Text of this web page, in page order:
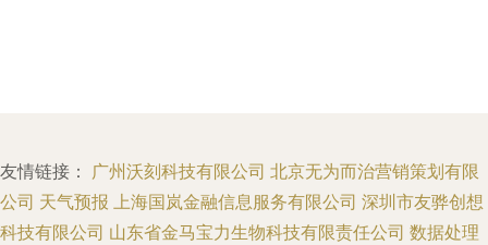
友情链接： 广州沃刻科技有限公司 北京无为而治营销策划有限
公司 天气预报 上海国岚金融信息服务有限公司 深圳市友骅创想
科技有限公司 山东省金马宝力生物科技有限责任公司 数据处理